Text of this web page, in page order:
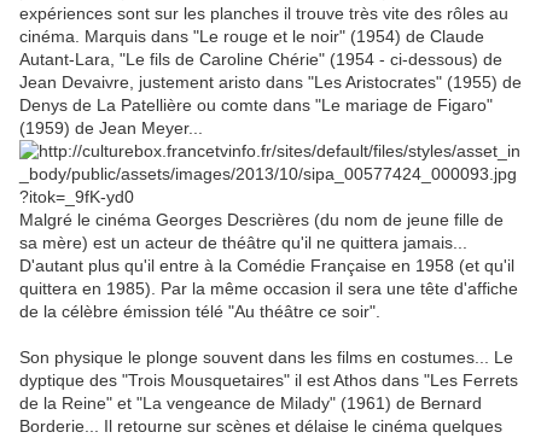
expériences sont sur les planches il trouve très vite des rôles au
cinéma. Marquis dans "Le rouge et le noir" (1954) de Claude
Autant-Lara, "Le fils de Caroline Chérie" (1954 - ci-dessous) de
Jean Devaivre, justement aristo dans "Les Aristocrates" (1955) de
Denys de La Patellière ou comte dans "Le mariage de Figaro"
(1959) de Jean Meyer...
Malgré le cinéma Georges Descrières (du nom de jeune fille de
sa mère) est un acteur de théâtre qu'il ne quittera jamais...
D'autant plus qu'il entre à la Comédie Française en 1958 (et qu'il
quittera en 1985). Par la même occasion il sera une tête d'affiche
de la célèbre émission télé "Au théâtre ce soir".
Son physique le plonge souvent dans les films en costumes... Le
dyptique des "Trois Mousquetaires" il est Athos dans "Les Ferrets
de la Reine" et "La vengeance de Milady" (1961) de Bernard
Borderie... Il retourne sur scènes et délaise le cinéma quelques